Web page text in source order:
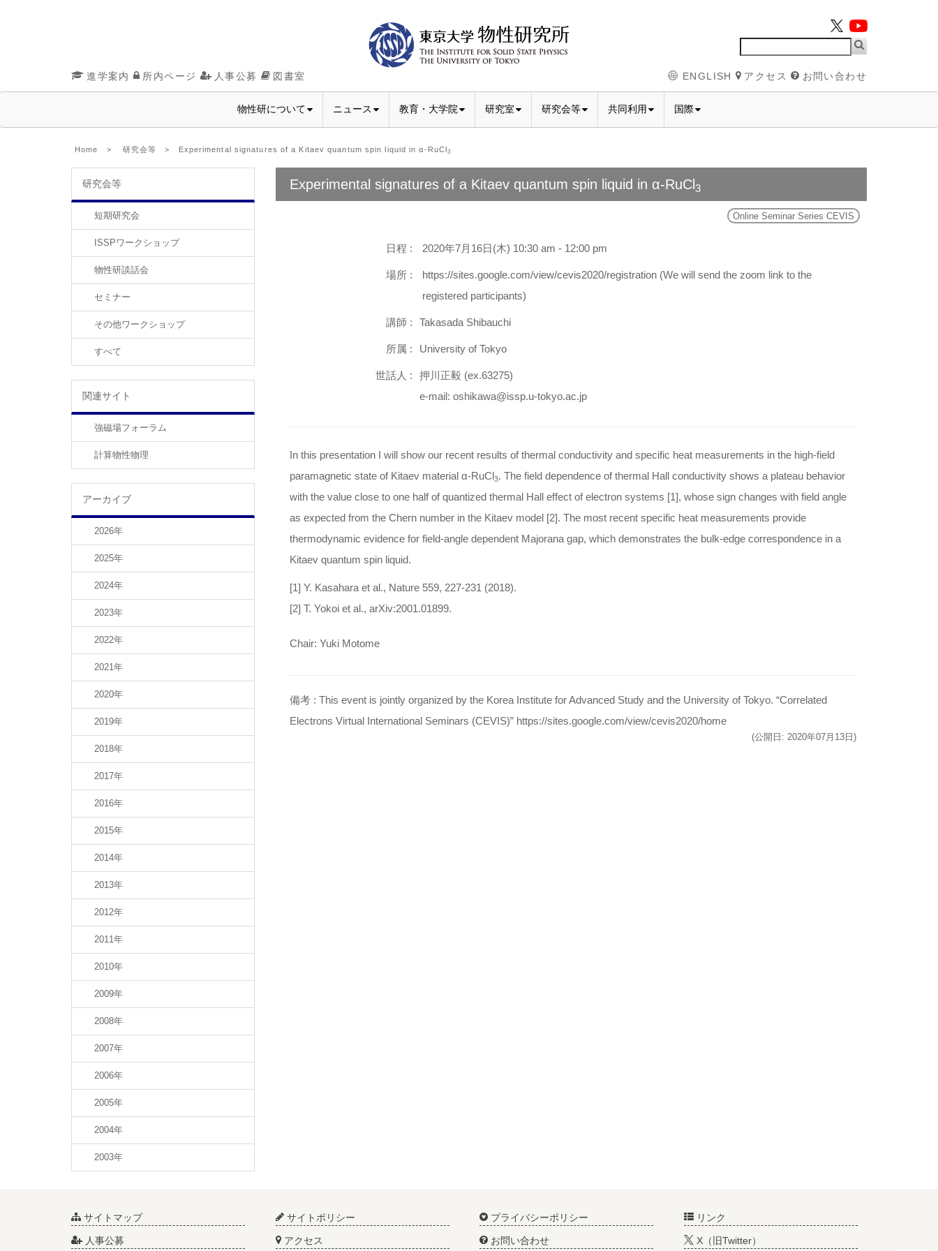
進学案内 所内ページ 人事公募 図書室 ENGLISH アクセス お問い合わせ
物性研について ニュース 教育・大学院 研究室 研究会等 共同利用 国際
Home > 研究会等 > Experimental signatures of a Kitaev quantum spin liquid in α-RuCl3
研究会等
短期研究会
ISSPワークショップ
物性研談話会
セミナー
その他ワークショップ
すべて
関連サイト
強磁場フォーラム
計算物性物理
アーカイブ
2026年
2025年
2024年
2023年
2022年
2021年
2020年
2019年
2018年
2017年
2016年
2015年
2014年
2013年
2012年
2011年
2010年
2009年
2008年
2007年
2006年
2005年
2004年
2003年
Experimental signatures of a Kitaev quantum spin liquid in α-RuCl 3
Online Seminar Series CEVIS
日程 : 2020年7月16日(木) 10:30 am - 12:00 pm
場所 :
https://sites.google.com/view/cevis2020/registration (We will send the zoom link to the
registered participants)
講師 : Takasada Shibauchi
所属 : University of Tokyo
世話人 :
押川正毅 (ex.63275)
e-mail: oshikawa@issp.u-tokyo.ac.jp
In this presentation I will show our recent results of thermal conductivity and specific heat measurements in the high-field
paramagnetic state of Kitaev material α-RuCl3. The field dependence of thermal Hall conductivity shows a plateau behavior
with the value close to one half of quantized thermal Hall effect of electron systems [1], whose sign changes with field angle
as expected from the Chern number in the Kitaev model [2]. The most recent specific heat measurements provide
thermodynamic evidence for field-angle dependent Majorana gap, which demonstrates the bulk-edge correspondence in a
Kitaev quantum spin liquid.
[1] Y. Kasahara et al., Nature 559, 227-231 (2018).
[2] T. Yokoi et al., arXiv:2001.01899.
Chair: Yuki Motome
備考 : This event is jointly organized by the Korea Institute for Advanced Study and the University of Tokyo. “Correlated
Electrons Virtual International Seminars (CEVIS)” https://sites.google.com/view/cevis2020/home
(公開日: 2020年07月13日)
サイトマップ サイトポリシー プライバシーポリシー リンク
人事公募 アクセス お問い合わせ X（旧Twitter）